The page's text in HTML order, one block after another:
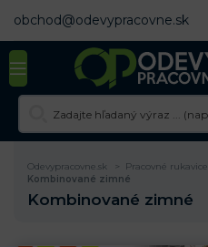
obchod@odevypracovne.sk
Odevypracovne.sk Pracovné rukavice
Kombinované zimné
Kombinované zimné